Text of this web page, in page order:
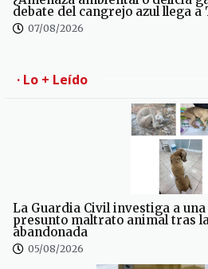
debate del cangrejo azul llega
07/08/2026
· Lo + Leído
La Guardia Civil investiga a
presunto maltrato animal tras
abandonada
05/08/2026